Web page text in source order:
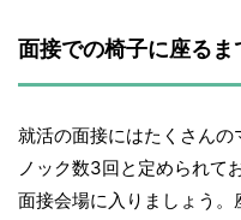
面接での椅子に座るま
就活の面接にはたくさん
ノック数3回と定められて
面接会場に入りましょう